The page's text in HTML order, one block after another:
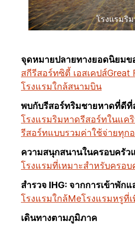
โรงแรมริ
จุดหมายปลายทางยอดนิยมข
สกีรีสอร์ทซิตี้ เอสเคปส์Great
โรงแรมใกล้สนามบิน
พบกับรีสอร์ทริมชายหาดที่ดีที่
โรงแรมริมหาดรีสอร์ทในแค
รีสอร์ทแบบรวมค่าใช้จ่ายทุกอ
ความสนุกสนานในครอบครัว
โรงแรมที่เหมาะสำหรับครอบ
สำรวจ IHG: จากการเข้าพัก
โรงแรมใกล้Meโรงแรมหรูที่
เดินทางตามภูมิภาค